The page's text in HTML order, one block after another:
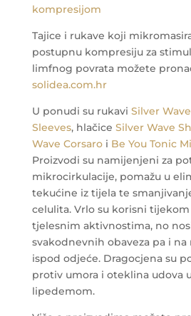
kompresijom
Tajice i rukave koji
postupnu kompresiju za
limfnog povrata možete
solidea.com.hr
U ponudi su rukavi Silver
Sleeves, hlačice Silver Wave
Wave Corsaroi Be You Tonic
Proizvodi su namijenjeni za
mikrocirkulacije, pomažu u
tekućine iz tijela te
celulita. Vrlo su korisni
tjelesnim aktivnostima, no
svakodnevnih obaveza pa i
ispod odjeće. Dragocjena su
protiv umora i oteklina udova
lipedemom.